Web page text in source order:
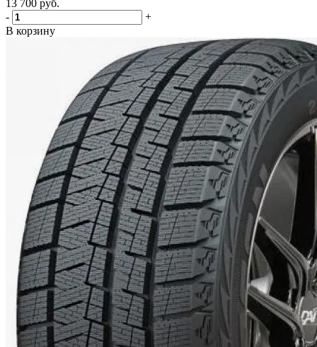
13 700 руб.
-
+
В корзину